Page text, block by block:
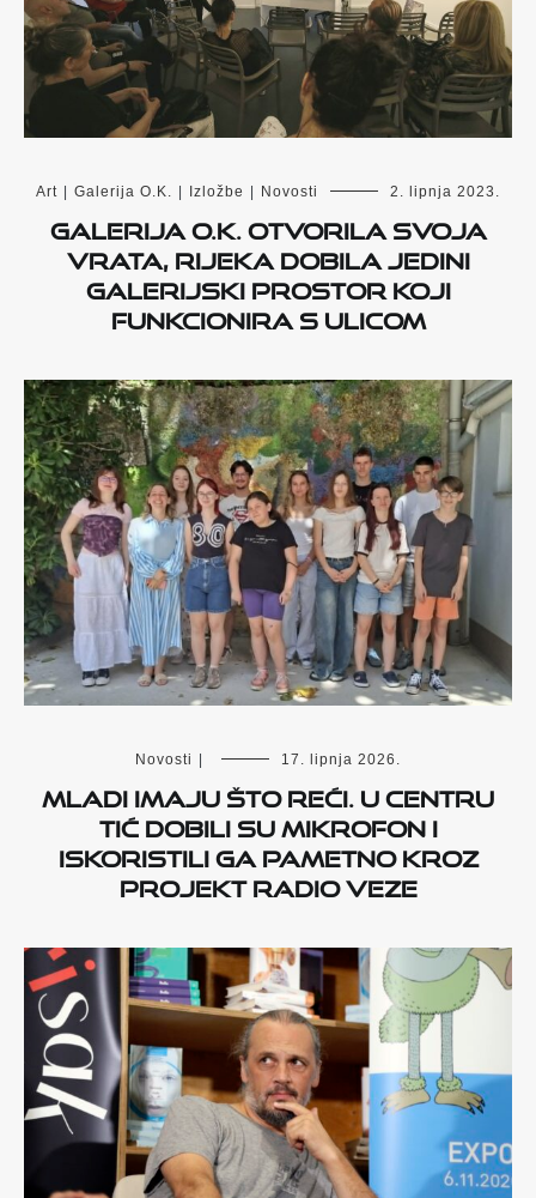
Art | Galerija O.K. | Izložbe | Novosti 2. lipnja 2023.
Galerija O.K. otvorila svoja
vrata, Rijeka dobila jedini
galerijski prostor koji
funkcionira s ulicom
Novosti | 17. lipnja 2026.
Mladi imaju što reći. U Centru
Tić dobili su mikrofon i
iskoristili ga pametno kroz
projekt Radio veze